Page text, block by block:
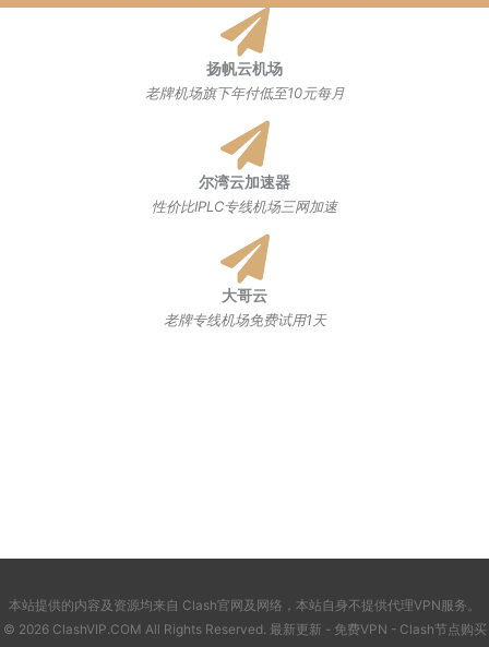
扬帆云机场
老牌机场旗下年付低至10元每月
尔湾云加速器
性价比IPLC专线机场三网加速
大哥云
老牌专线机场免费试用1天
本站提供的内容及资源均来自 Clash官网及网络，本站自身不提供代理VPN服务。
© 2026 ClashVIP.COM All Rights Reserved. 最新更新 - 免费VPN - Clash节点购买